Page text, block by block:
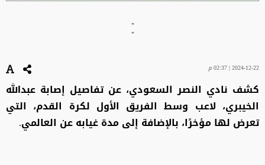
"
"
2024-12-22 | 02:37 م
كشف نادي النصر السعودي، عن تفاصيل إصابة عبدالله
الخيبري، لاعب وسط الفريق الأول لكرة القدم، التي
تعرض لها مؤخرًا، بالإضافة إلى مدة غيابه عن العالمي.